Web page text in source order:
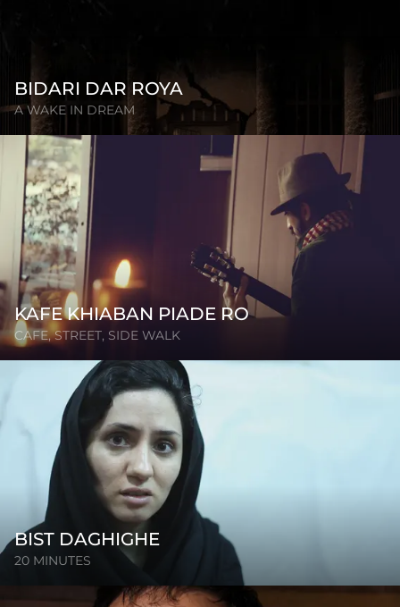
BIDARI DAR ROYA
A WAKE IN DREAM
KAFE KHIABAN PIADE RO
CAFE, STREET, SIDE WALK
BIST DAGHIGHE
20 MINUTES